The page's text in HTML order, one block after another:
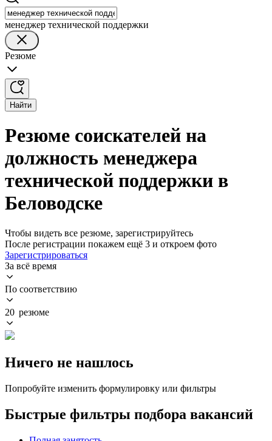
менеджер технической поддержки
Резюме
Найти
Резюме соискателей на
должность менеджера
технической поддержки в
Беловодске
Чтобы видеть все резюме, зарегистрируйтесь
После регистрации покажем ещё 3 и откроем фото
Зарегистрироваться
За всё время
По соответствию
20 резюме
Ничего не нашлось
Попробуйте изменить формулировку или фильтры
Быстрые фильтры подбора вакансий